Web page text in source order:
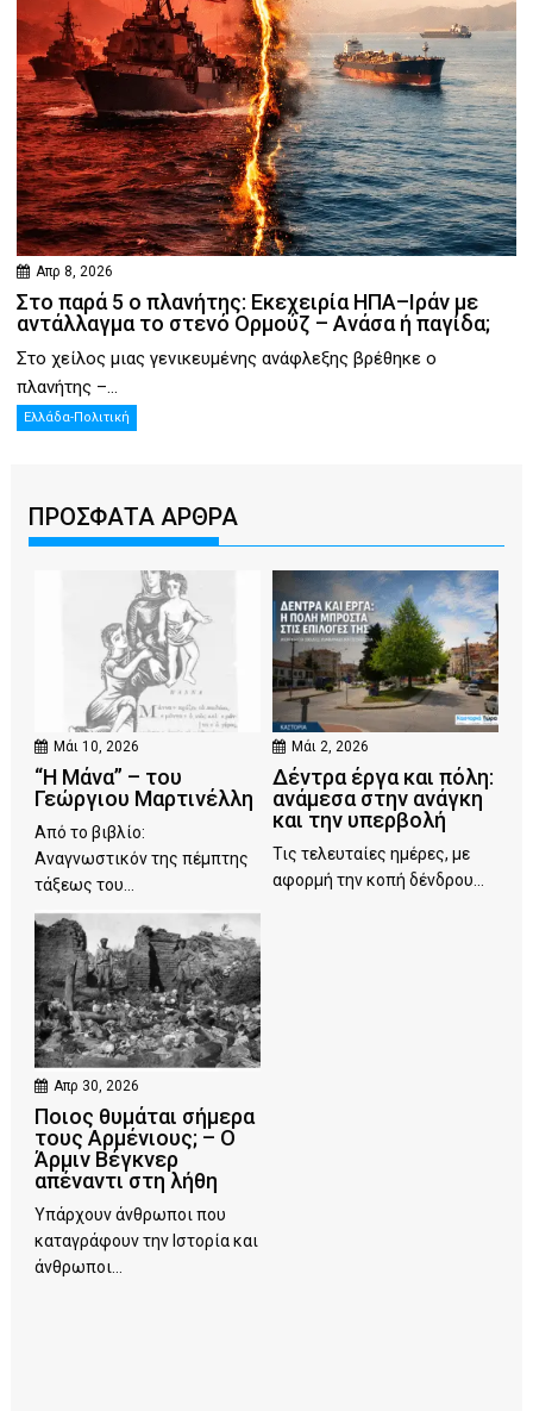
Απρ 8, 2026
Στο παρά 5 ο πλανήτης: Εκεχειρία ΗΠΑ–Ιράν με
αντάλλαγμα το στενό Ορμούζ – Ανάσα ή παγίδα;
Στο χείλος μιας γενικευμένης ανάφλεξης βρέθηκε ο
πλανήτης –...
Ελλάδα-Πολιτική
ΠΡΟΣΦΑΤΑ ΑΡΘΡΑ
Μάι 10, 2026
“Η Μάνα” – του
Γεώργιου Μαρτινέλλη
Από το βιβλίο:
Αναγνωστικόν της πέμπτης
τάξεως του...
Μάι 2, 2026
Δέντρα έργα και πόλη:
ανάμεσα στην ανάγκη
και την υπερβολή
Τις τελευταίες ημέρες, με
αφορμή την κοπή δένδρου...
Απρ 30, 2026
Ποιος θυμάται σήμερα
τους Αρμένιους; – Ο
Άρμιν Βέγκνερ
απέναντι στη λήθη
Υπάρχουν άνθρωποι που
καταγράφουν την Ιστορία και
άνθρωποι...